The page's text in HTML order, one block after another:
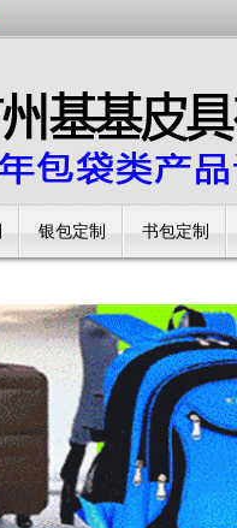
银包定制 书包定制